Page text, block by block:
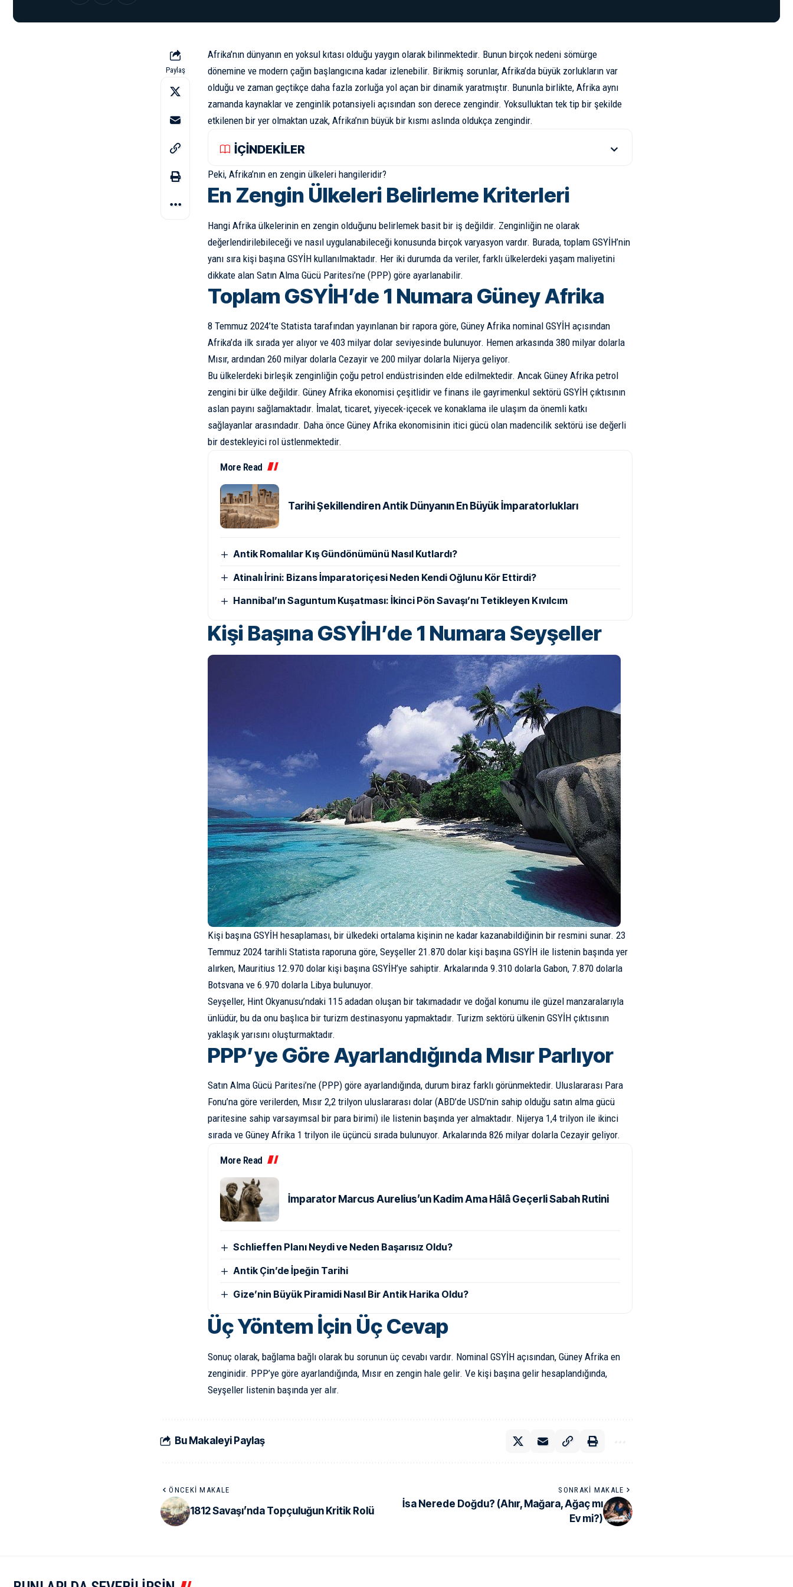
Paylaş
Afrika’nın dünyanın en yoksul kıtası olduğu yaygın olarak bilinmektedir. Bunun birçok nedeni sömürge
dönemine ve modern çağın başlangıcına kadar izlenebilir. Birikmiş sorunlar, Afrika’da büyük zorlukların var
olduğu ve zaman geçtikçe daha fazla zorluğa yol açan bir dinamik yaratmıştır. Bununla birlikte, Afrika aynı
zamanda kaynaklar ve zenginlik potansiyeli açısından son derece zengindir. Yoksulluktan tek tip bir şekilde
etkilenen bir yer olmaktan uzak, Afrika’nın büyük bir kısmı aslında oldukça zengindir.
İÇİNDEKİLER
Peki, Afrika’nın en zengin ülkeleri hangileridir?
En Zengin Ülkeleri Belirleme Kriterleri
Hangi Afrika ülkelerinin en zengin olduğunu belirlemek basit bir iş değildir. Zenginliğin ne olarak
değerlendirilebileceği ve nasıl uygulanabileceği konusunda birçok varyasyon vardır. Burada, toplam GSYİH’nin
yanı sıra kişi başına GSYİH kullanılmaktadır. Her iki durumda da veriler, farklı ülkelerdeki yaşam maliyetini
dikkate alan Satın Alma Gücü Paritesi’ne (PPP) göre ayarlanabilir.
Toplam GSYİH’de 1 Numara Güney Afrika
8 Temmuz 2024’te Statista tarafından yayınlanan bir rapora göre, Güney Afrika nominal GSYİH açısından
Afrika’da ilk sırada yer alıyor ve 403 milyar dolar seviyesinde bulunuyor. Hemen arkasında 380 milyar dolarla
Mısır, ardından 260 milyar dolarla Cezayir ve 200 milyar dolarla Nijerya geliyor.
Bu ülkelerdeki birleşik zenginliğin çoğu petrol endüstrisinden elde edilmektedir. Ancak Güney Afrika petrol
zengini bir ülke değildir. Güney Afrika ekonomisi çeşitlidir ve finans ile gayrimenkul sektörü GSYİH çıktısının
aslan payını sağlamaktadır. İmalat, ticaret, yiyecek-içecek ve konaklama ile ulaşım da önemli katkı
sağlayanlar arasındadır. Daha önce Güney Afrika ekonomisinin itici gücü olan madencilik sektörü ise değerli
bir destekleyici rol üstlenmektedir.
More Read
Tarihi Şekillendiren Antik Dünyanın En Büyük İmparatorlukları
Antik Romalılar Kış Gündönümünü Nasıl Kutlardı?
Atinalı İrini: Bizans İmparatoriçesi Neden Kendi Oğlunu Kör Ettirdi?
Hannibal’ın Saguntum Kuşatması: İkinci Pön Savaşı’nı Tetikleyen Kıvılcım
Kişi Başına GSYİH’de 1 Numara Seyşeller
Kişi başına GSYİH hesaplaması, bir ülkedeki ortalama kişinin ne kadar kazanabildiğinin bir resmini sunar. 23
Temmuz 2024 tarihli Statista raporuna göre, Seyşeller 21.870 dolar kişi başına GSYİH ile listenin başında yer
alırken, Mauritius 12.970 dolar kişi başına GSYİH’ye sahiptir. Arkalarında 9.310 dolarla Gabon, 7.870 dolarla
Botsvana ve 6.970 dolarla Libya bulunuyor.
Seyşeller, Hint Okyanusu’ndaki 115 adadan oluşan bir takımadadır ve doğal konumu ile güzel manzaralarıyla
ünlüdür, bu da onu başlıca bir turizm destinasyonu yapmaktadır. Turizm sektörü ülkenin GSYİH çıktısının
yaklaşık yarısını oluşturmaktadır.
PPP’ye Göre Ayarlandığında Mısır Parlıyor
Satın Alma Gücü Paritesi’ne (PPP) göre ayarlandığında, durum biraz farklı görünmektedir. Uluslararası Para
Fonu’na göre verilerden, Mısır 2,2 trilyon uluslararası dolar (ABD’de USD’nin sahip olduğu satın alma gücü
paritesine sahip varsayımsal bir para birimi) ile listenin başında yer almaktadır. Nijerya 1,4 trilyon ile ikinci
sırada ve Güney Afrika 1 trilyon ile üçüncü sırada bulunuyor. Arkalarında 826 milyar dolarla Cezayir geliyor.
More Read
İmparator Marcus Aurelius’un Kadim Ama Hâlâ Geçerli Sabah Rutini
Schlieffen Planı Neydi ve Neden Başarısız Oldu?
Antik Çin’de İpeğin Tarihi
Gize’nin Büyük Piramidi Nasıl Bir Antik Harika Oldu?
Üç Yöntem İçin Üç Cevap
Sonuç olarak, bağlama bağlı olarak bu sorunun üç cevabı vardır. Nominal GSYİH açısından, Güney Afrika en
zenginidir. PPP’ye göre ayarlandığında, Mısır en zengin hale gelir. Ve kişi başına gelir hesaplandığında,
Seyşeller listenin başında yer alır.
Bu Makaleyi Paylaş
ÖNCEKI MAKALE
1812 Savaşı’nda Topçuluğun Kritik Rolü
SONRAKI MAKALE
İsa Nerede Doğdu? (Ahır, Mağara, Ağaç mı
Ev mi?)